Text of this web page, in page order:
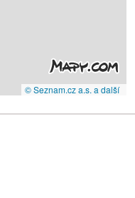
© Seznam.cz a.s. a další